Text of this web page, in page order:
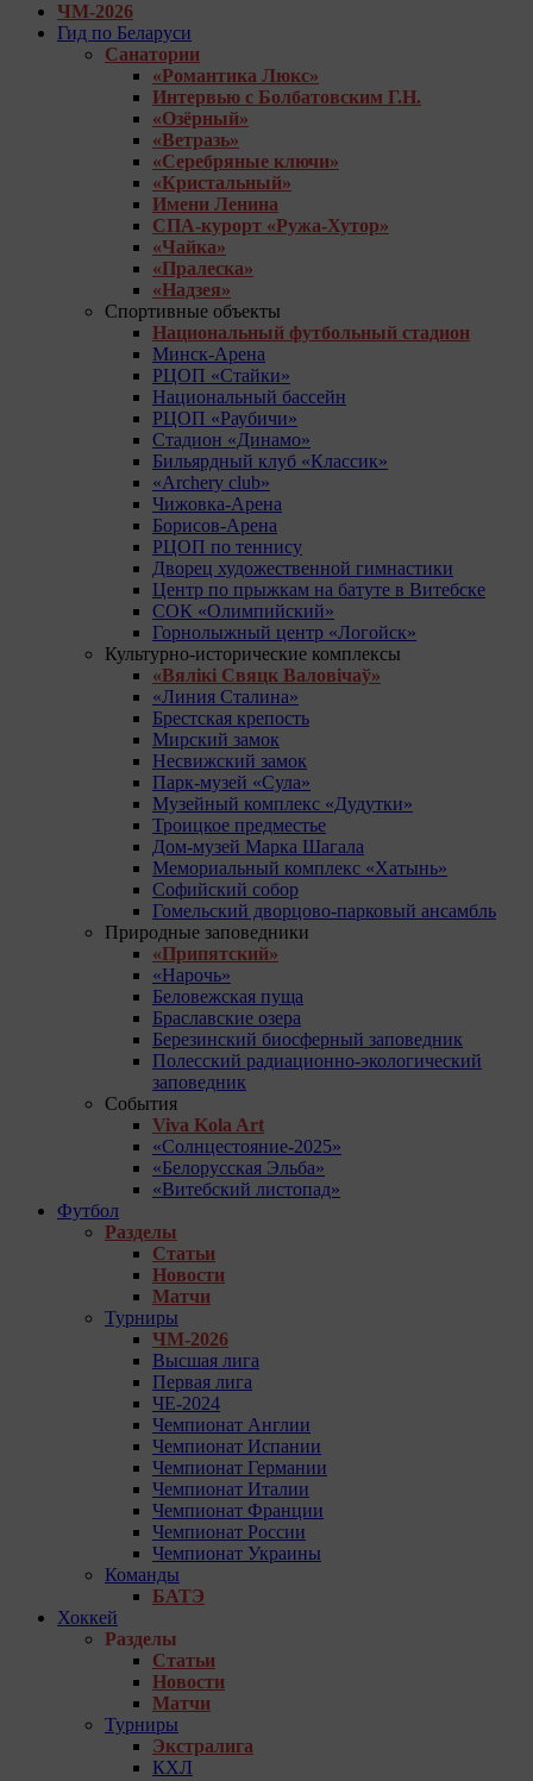
ЧМ-2026
Гид по Беларуси
Санатории
«Романтика Люкс»
Интервью с Болбатовским Г.Н.
«Озёрный»
«Ветразь»
«Серебряные ключи»
«Кристальный»
Имени Ленина
СПА-курорт «Ружа-Хутор»
«Чайка»
«Пралеска»
«Надзея»
Спортивные объекты
Национальный футбольный стадион
Минск-Арена
РЦОП «Стайки»
Национальный бассейн
РЦОП «Раубичи»
Стадион «Динамо»
Бильярдный клуб «Классик»
«Archery club»
Чижовка-Арена
Борисов-Арена
РЦОП по теннису
Дворец художественной гимнастики
Центр по прыжкам на батуте в Витебске
СОК «Олимпийский»
Горнолыжный центр «Логойск»
Культурно-исторические комплексы
«Вялікі Свяцк Валовічаў»
«Линия Сталина»
Брестская крепость
Мирский замок
Несвижский замок
Парк-музей «Сула»
Музейный комплекс «Дудутки»
Троицкое предместье
Дом-музей Марка Шагала
Мемориальный комплекс «Хатынь»
Софийский собор
Гомельский дворцово-парковый ансамбль
Природные заповедники
«Припятский»
«Нарочь»
Беловежская пуща
Браславские озера
Березинский биосферный заповедник
Полесский радиационно-экологический
заповедник
События
Viva Kola Art
«Солнцестояние-2025»
«Белорусская Эльба»
«Витебский листопад»
Футбол
Разделы
Статьи
Новости
Матчи
Турниры
ЧМ-2026
Высшая лига
Первая лига
ЧЕ-2024
Чемпионат Англии
Чемпионат Испании
Чемпионат Германии
Чемпионат Италии
Чемпионат Франции
Чемпионат России
Чемпионат Украины
Команды
БАТЭ
Хоккей
Разделы
Статьи
Новости
Матчи
Турниры
Экстралига
КХЛ